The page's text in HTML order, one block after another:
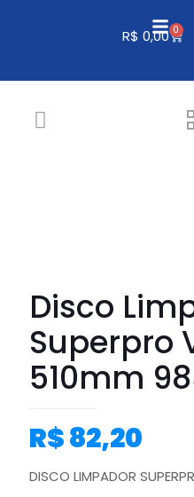
R$ 0,00 0
Disco
Superpro
510mm
R$82,20
DISCO LIMPADOR